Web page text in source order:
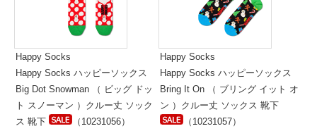
Happy Socks
Happy Socks ハッピーソックス
Big Dot Snowman （ ビッグ ドッ
ト スノーマン ）クルー丈 ソック
ス 靴下
（10231056）
Happy Socks
Happy Socks ハッピーソックス
Bring It On （ ブリング イット オ
ン ）クルー丈 ソックス 靴下
（10231057）